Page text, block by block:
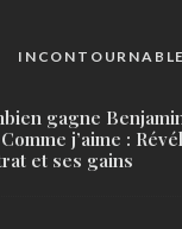
gagne
j’aime :
et ses gains